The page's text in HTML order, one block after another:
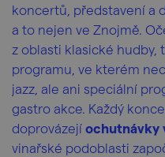
koncertů, představení a
a to nejen ve Znojmě.
z oblasti klasické hudby,
programu, ve kterém
jazz, ale ani speciální
gastro akce. Každý
doprovázejí ochutnávky
vinařské podoblasti